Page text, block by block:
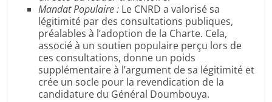
Mandat Populaire : Le CNRD a valorisé sa
légitimité par des consultations publiques,
préalables à l’adoption de la Charte. Cela,
associé à un soutien populaire perçu lors de
ces consultations, donne un poids
supplémentaire à l’argument de sa légitimité et
crée un socle pour la revendication de la
candidature du Général Doumbouya.